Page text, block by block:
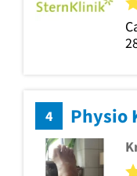
4 Physio